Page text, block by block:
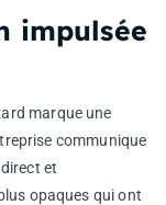
impulsée
marque une
communique
et
opaques qui ont